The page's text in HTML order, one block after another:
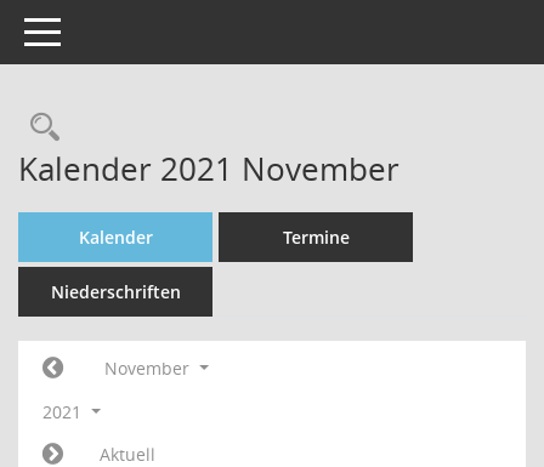
Toggle navigation
Rechercheauswahl
Kalender 2021 November
Kalender Termine
Niederschriften
November
2021
Aktuell